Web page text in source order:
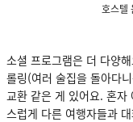
호스텔
소셜 프로그램은 더 다양
롤링(여러 술집을 돌아다
교환 같은 게 있어요. 혼
스럽게 다른 여행자들과